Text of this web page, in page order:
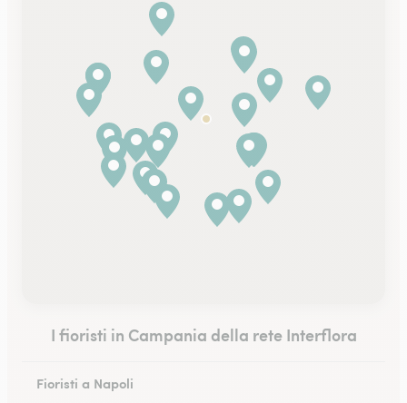
I fioristi in Campania della rete Interflora
Fioristi a Napoli